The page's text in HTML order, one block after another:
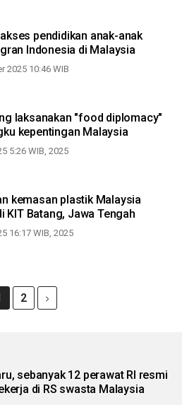
pendidikan anak-anak
Indonesia di Malaysia
2025 10:46 WIB
laksanakan "food diplomacy"
kepentingan Malaysia
5:26 WIB, 2025
kemasan plastik Malaysia
KIT Batang, Jawa Tengah
16:17 WIB, 2025
2
sebanyak 12 perawat RI resmi
di RS swasta Malaysia